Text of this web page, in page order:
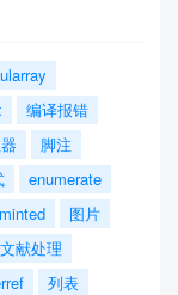
编译报错
脚注
enumerate
minted
图片
献处理
列表